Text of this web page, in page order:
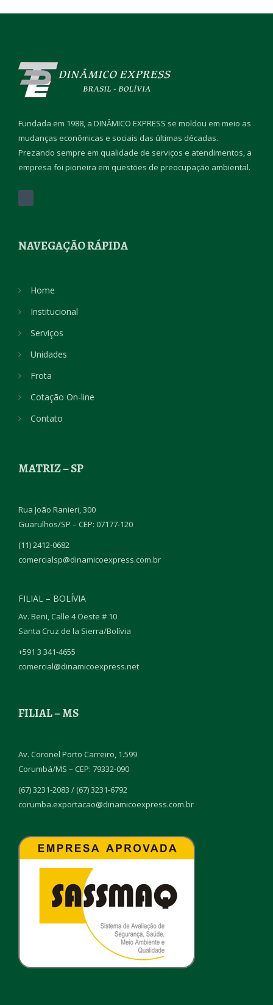
Fundada em 1988, a DINÂMICO EXPRESS se moldou em meio as
mudanças econômicas e sociais das últimas décadas.
Prezando sempre em qualidade de serviços e atendimentos, a
empresa foi pioneira em questões de preocupação ambiental.
NAVEGAÇÃO RÁPIDA
Home
Institucional
Serviços
Unidades
Frota
Cotação On-line
Contato
MATRIZ – SP
Rua João Ranieri, 300
Guarulhos/SP – CEP: 07177-120
(11) 2412-0682
comercialsp@dinamicoexpress.com.br
FILIAL – BOLÍVIA
Av. Beni, Calle 4 Oeste # 10
Santa Cruz de la Sierra/Bolívia
+591 3 341-4655
comercial@dinamicoexpress.net
FILIAL – MS
Av. Coronel Porto Carreiro, 1.599
Corumbá/MS – CEP: 79332-090
(67) 3231-2083 / (67) 3231-6792
corumba.exportacao@dinamicoexpress.com.br